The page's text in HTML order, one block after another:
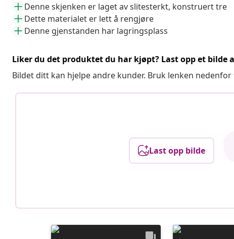
Denne skjenken er laget av slitesterkt, konstruert tre
Dette materialet er lett å rengjøre
Denne gjenstanden har lagringsplass
Liker du det produktet du har kjøpt? Last opp et bilde
Bildet ditt kan hjelpe andre kunder. Bruk lenken
Last opp bilde